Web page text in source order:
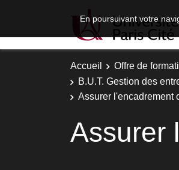
En poursuivant votre
Accueil Offre de
B.U.T. Gestion des
Assurer l'encadrement
Assurer